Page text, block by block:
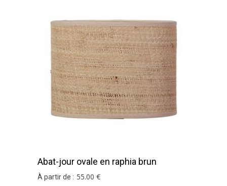
Abat-jour ovale en raphia brun
À partir de : 55.00 €